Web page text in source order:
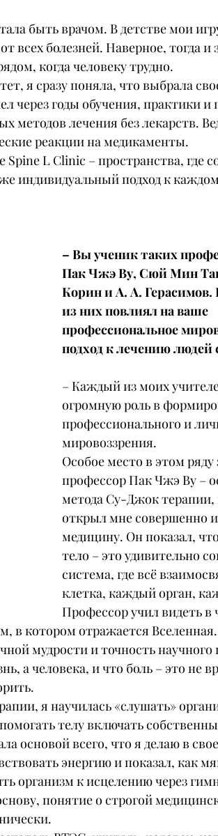
быть врачом. В детстве мои
всех болезней. Наверное, тогда и
когда человеку трудно.
я сразу поняла, что выбрала
через годы обучения, практики и
методов лечения без лекарств.
реакции на медикаменты.
Spine L Clinic – пространства, где
индивидуальный подход к
– Вы ученик таких
Пак Чжэ Ву, Сюй Мин
Корин и А. А.
из них повлиял на ваше
профессиональное
подход к лечению людей
– Каждый из моих
огромную роль в
профессионального и
мировоззрения.
Особое место в этом
профессор Пак Чжэ Ву –
метода Су-Джок
открыл мне совершенно
медицину. Он показал,
тело – это удивительно
система, где всё
клетка, каждый орган,
Профессор учил видеть в
в котором отражается
мудрости и точность научного
а человека, и что боль – это не
я научилась «слушать»
телу включать
основой всего, что я делаю в
энергию и показал, как
организм к исцелению через
понятие о строгой